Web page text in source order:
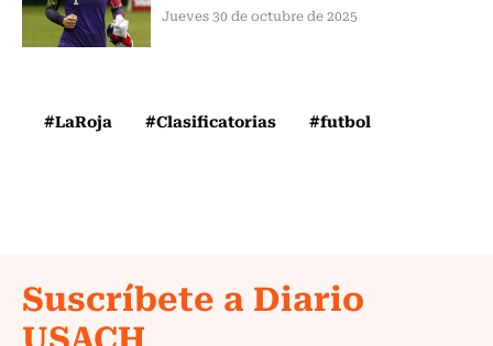
Jueves 30 de octubre de 2025
#LaRoja #Clasificatorias #futbol